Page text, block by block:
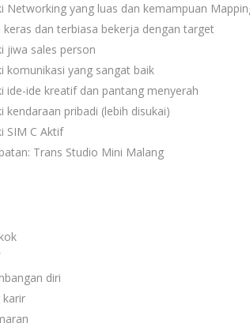
Networking yang luas dan kemampuan
keras dan terbiasa bekerja dengan target
jiwa sales person
komunikasi yang sangat baik
ide-ide kreatif dan pantang menyerah
kendaraan pribadi (lebih disukai)
SIM C Aktif
Trans Studio Mini Malang
diri
karir